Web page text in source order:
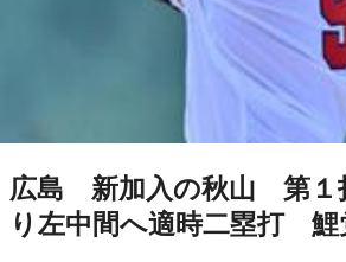
広島 新加入の秋山 第１
り左中間へ適時二塁打 鯉